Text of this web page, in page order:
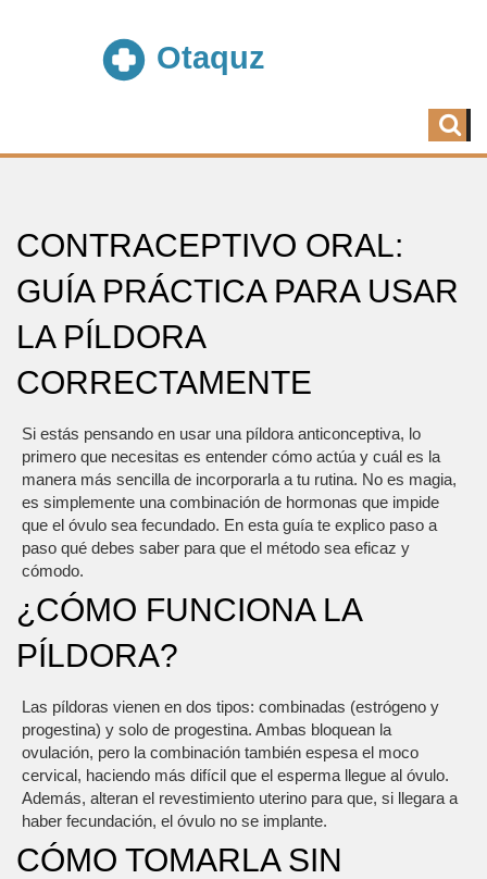
CONTRACEPTIVO ORAL:
GUÍA PRÁCTICA PARA USAR
LA PÍLDORA
CORRECTAMENTE
Si estás pensando en usar una píldora anticonceptiva, lo
primero que necesitas es entender cómo actúa y cuál es la
manera más sencilla de incorporarla a tu rutina. No es magia,
es simplemente una combinación de hormonas que impide
que el óvulo sea fecundado. En esta guía te explico paso a
paso qué debes saber para que el método sea eficaz y
cómodo.
¿CÓMO FUNCIONA LA
PÍLDORA?
Las píldoras vienen en dos tipos: combinadas (estrógeno y
progestina) y solo de progestina. Ambas bloquean la
ovulación, pero la combinación también espesa el moco
cervical, haciendo más difícil que el esperma llegue al óvulo.
Además, alteran el revestimiento uterino para que, si llegara a
haber fecundación, el óvulo no se implante.
CÓMO TOMARLA SIN